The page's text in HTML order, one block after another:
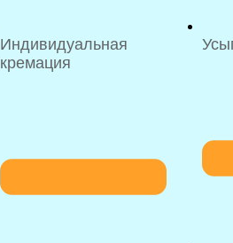
Индивидуальная
кремация